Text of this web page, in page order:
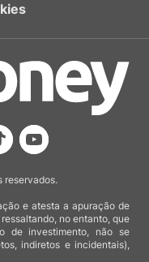
e atesta a apuração de
no entanto, que
de investimento, não se
indiretos e incidentais),